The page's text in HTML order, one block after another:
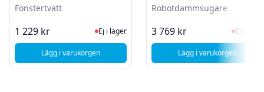
Fönstertvätt
1 229 kr Ej i lager, besök produktsidan för
Ej i lager
Lägg i varukorgen, Kärcher WV 6 Plus Fönstertvätt
Robotdammsugare
3 769 kr Ej i
Ej i lager
Lägg i varukorgen
, TP-Link Tapo